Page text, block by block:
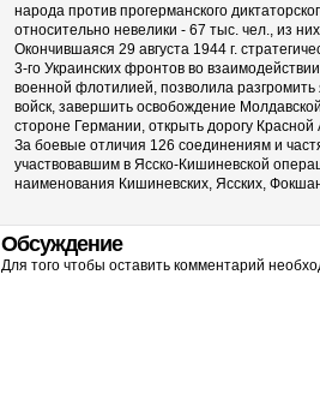
народа против прогерманского
относительно невелики - 67 тыс. чел., из
Окончившаяся 29 августа 1944 г.
3-го Украинских фронтов во
военной флотилией, позволила разгромить
войск, завершить освобождение
стороне Германии, открыть дорогу
За боевые отличия 126 соединениям и
участвовавшим в Ясско-Кишиневской
наименования Кишиневских, Ясских,
Обсуждение
Для того чтобы оставить комментарий